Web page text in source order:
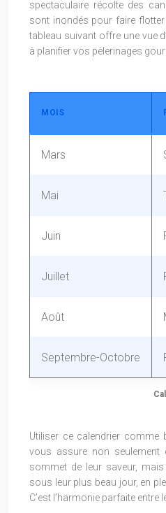
spectaculaire récolte des
sont inondés pour faire
tableau suivant offre une vue
à planifier vos pèlerinages
MOIS
Mars
Mai
Juin
Juillet
Août
Septembre-Octobre
Utiliser ce calendrier comme
vous assure non seulement
sommet de leur saveur,
sous leur plus beau jour, en
C’est l’harmonie parfaite entre